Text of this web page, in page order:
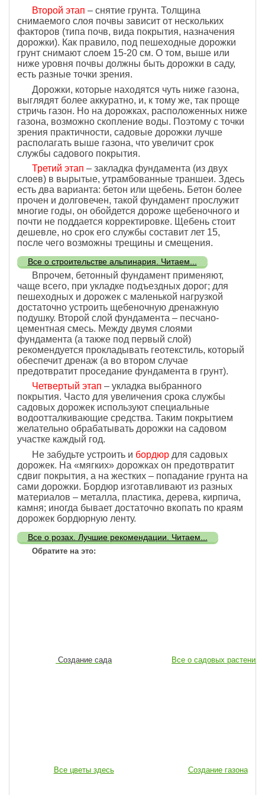
Второй этап – снятие грунта. Толщина
снимаемого слоя почвы зависит от нескольких
факторов (типа почв, вида покрытия, назначения
дорожки). Как правило, под пешеходные дорожки
грунт снимают слоем 15-20 см. О том, выше или
ниже уровня почвы должны быть дорожки в саду,
есть разные точки зрения.
Дорожки, которые находятся чуть ниже газона,
выглядят более аккуратно, и, к тому же, так проще
стричь газон. Но на дорожках, расположенных ниже
газона, возможно скопление воды. Поэтому с точки
зрения практичности, садовые дорожки лучше
располагать выше газона, что увеличит срок
службы садового покрытия.
Третий этап – закладка фундамента (из двух
слоев) в вырытые, утрамбованные траншеи. Здесь
есть два варианта: бетон или щебень. Бетон более
прочен и долговечен, такой фундамент прослужит
многие годы, он обойдется дороже щебеночного и
почти не поддается корректировке. Щебень стоит
дешевле, но срок его службы составит лет 15,
после чего возможны трещины и смещения.
Все о строительстве альпинария. Читаем...
Впрочем, бетонный фундамент применяют,
чаще всего, при укладке подъездных дорог; для
пешеходных и дорожек с маленькой нагрузкой
достаточно устроить щебеночную дренажную
подушку. Второй слой фундамента – песчано-
цементная смесь. Между двумя слоями
фундамента (а также под первый слой)
рекомендуется прокладывать геотекстиль, который
обеспечит дренаж (а во втором случае
предотвратит проседание фундамента в грунт).
Четвертый этап – укладка выбранного
покрытия. Часто для увеличения срока службы
садовых дорожек используют специальные
водоотталкивающие средства. Таким покрытием
желательно обрабатывать дорожки на садовом
участке каждый год.
Не забудьте устроить и бордюрдля садовых
дорожек. На «мягких» дорожках он предотвратит
сдвиг покрытия, а на жестких – попадание грунта на
сами дорожки. Бордюр изготавливают из разных
материалов – металла, пластика, дерева, кирпича,
камня; иногда бывает достаточно вкопать по краям
дорожек бордюрную ленту.
Все о розах. Лучшие рекомендации. Читаем...
Обратите на это:
Создание сада Все о садовых растениях
Все цветы здесь Создание газона